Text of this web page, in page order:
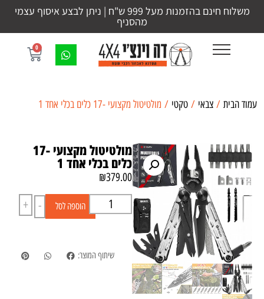
משלוח חינם בהזמנות מעל 999 ש"ח | ניתן לבצע איסוף עצמי
מהסניף
0
עמוד הבית / צבאי / טקטי / מולטיטול מקצועי -17 כלים בכלי אחד 1
מולטיטול מקצועי -17
כלים בכלי אחד 1
₪379.00
-
+ הוספה לסל
שיתוף המוצר: